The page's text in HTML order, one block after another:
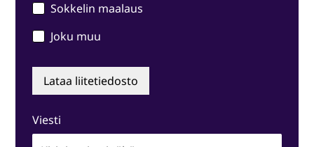
Sokkelin maalaus
Joku muu
Lataa liitetiedosto
Viesti